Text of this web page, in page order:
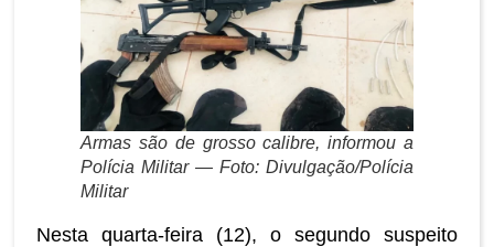
Armas são de grosso calibre, informou a
Polícia Militar — Foto: Divulgação/Polícia
Militar
Nesta quarta-feira (12), o segundo suspeito